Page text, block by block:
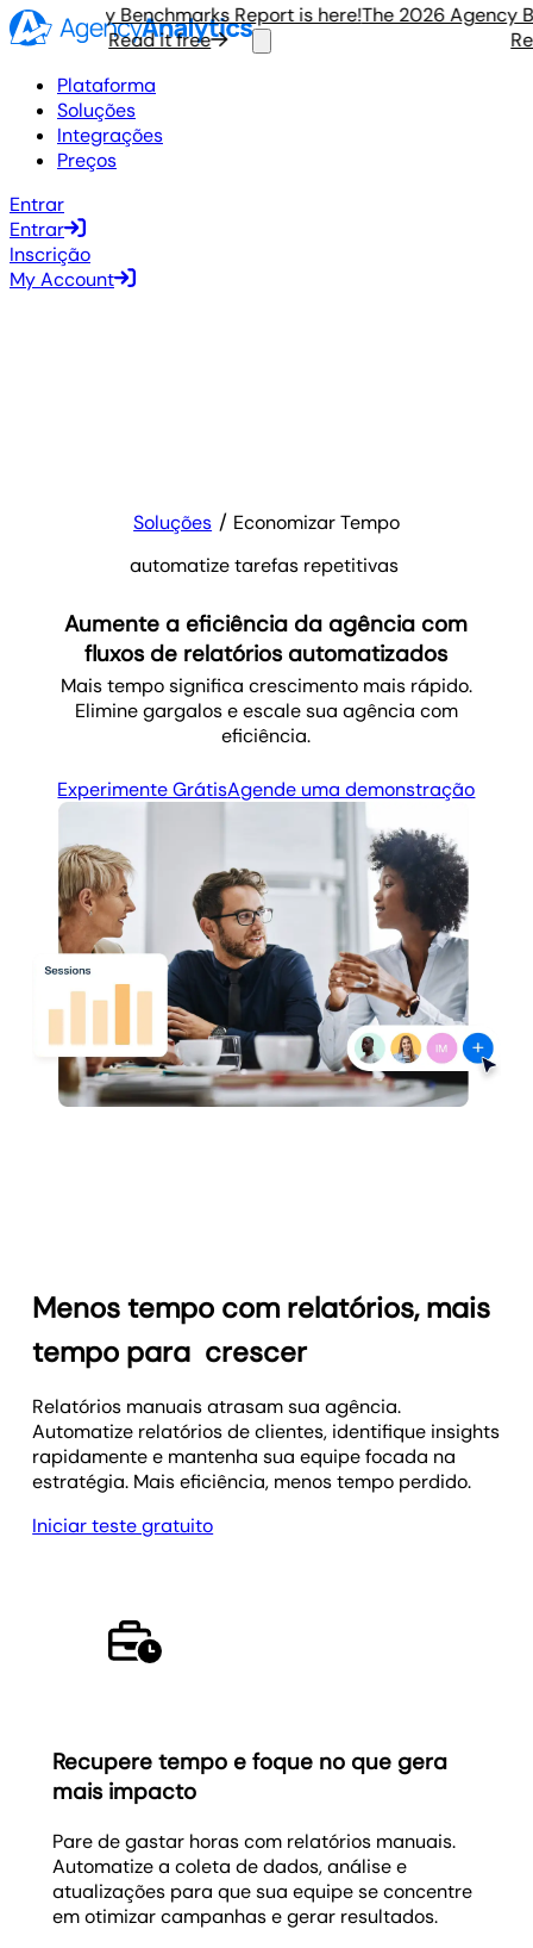
Agency Benchmarks Report is here!
Read it free
The 2026 Agency
Plataforma
Soluções
Integrações
Preços
Entrar
Entrar
Inscrição
My Account
Soluções
Economizar Tempo
automatize tarefas repetitivas
Aumente a eficiência da agência com
fluxos de relatórios automatizados
Mais tempo significa crescimento mais rápido.
Elimine gargalos e escale sua agência com
eficiência.
Experimente GrátisAgende uma demonstração
Menos tempo com relatórios, mais
tempo para crescer
Relatórios manuais atrasam sua agência.
Automatize relatórios de clientes, identifique insights
rapidamente e mantenha sua equipe focada na
estratégia. Mais eficiência, menos tempo perdido.
Iniciar teste gratuito
Recupere tempo e foque no que gera
mais impacto
Pare de gastar horas com relatórios manuais.
Automatize a coleta de dados, análise e
atualizações para que sua equipe se concentre
em otimizar campanhas e gerar resultados.